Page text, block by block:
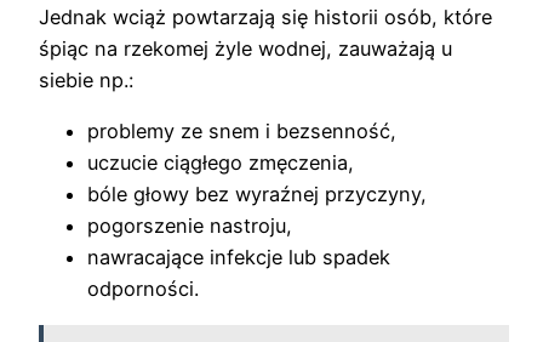
Jednak wciąż powtarzają się historii osób, które
śpiąc na rzekomej żyle wodnej, zauważają u
siebie np.:
problemy ze snem i bezsenność,
uczucie ciągłego zmęczenia,
bóle głowy bez wyraźnej przyczyny,
pogorszenie nastroju,
nawracające infekcje lub spadek
odporności.